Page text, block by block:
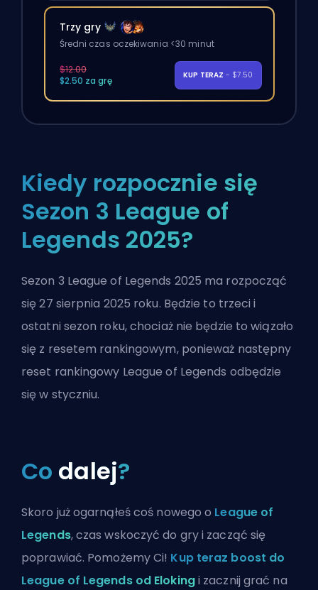
Trzy gry
Średni czas oczekiwania <30 minut
$12.00
$2.50 za grę
KUP TERAZ - $7.50
Kiedy rozpocznie się
Sezon 3 League of
Legends 2025?
Sezon 3 League of Legends 2025 ma rozpocząć
się 27 sierpnia 2025 roku. Będzie to trzeci i
ostatni sezon roku, chociaż nie będzie to wiązało
się z resetem rankingowym, ponieważ następny
reset rankingowy League of Legends odbędzie
się w styczniu.
Co dalej?
Skoro już ogarnąłeś coś nowego o League of
Legends, czas wskoczyć do gry i zacząć się
poprawiać. Pomożemy Ci! Kup teraz boost do
League of Legends od Elokingi zacznij grać na